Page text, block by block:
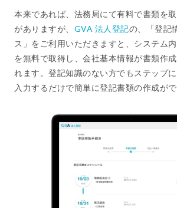
本来であれば、法務局にて有料で書類を
がありますが、 GVA 法人登記の、「登記
ス」をご利用いただきますと、システム
を無料で取得し、会社基本情報が書類作
れます。登記知識のない方でもステップ
入力するだけで簡単に登記書類の作成がで